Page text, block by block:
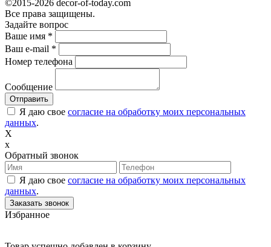
©2015-2026 decor-of-today.com
Все права защищены.
Задайте вопрос
Ваше имя *
Ваш e-mail *
Номер телефона
Сообщение
Я даю свое согласие на обработку моих персональных
данных.
X
x
Обратный звонок
Я даю свое согласие на обработку моих персональных
данных.
Избранное